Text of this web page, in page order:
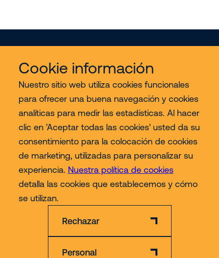
Cookie información
Nuestro sitio web utiliza cookies funcionales
para ofrecer una buena navegación y cookies
analíticas para medir las estadísticas. Al hacer
clic en 'Aceptar todas las cookies' usted da su
consentimiento para la colocación de cookies
de marketing, utilizadas para personalizar su
experiencia. Nuestra política de cookies
detalla las cookies que establecemos y cómo
se utilizan.
Rechazar
Personal
Servicios
Sectores
Contact
Más